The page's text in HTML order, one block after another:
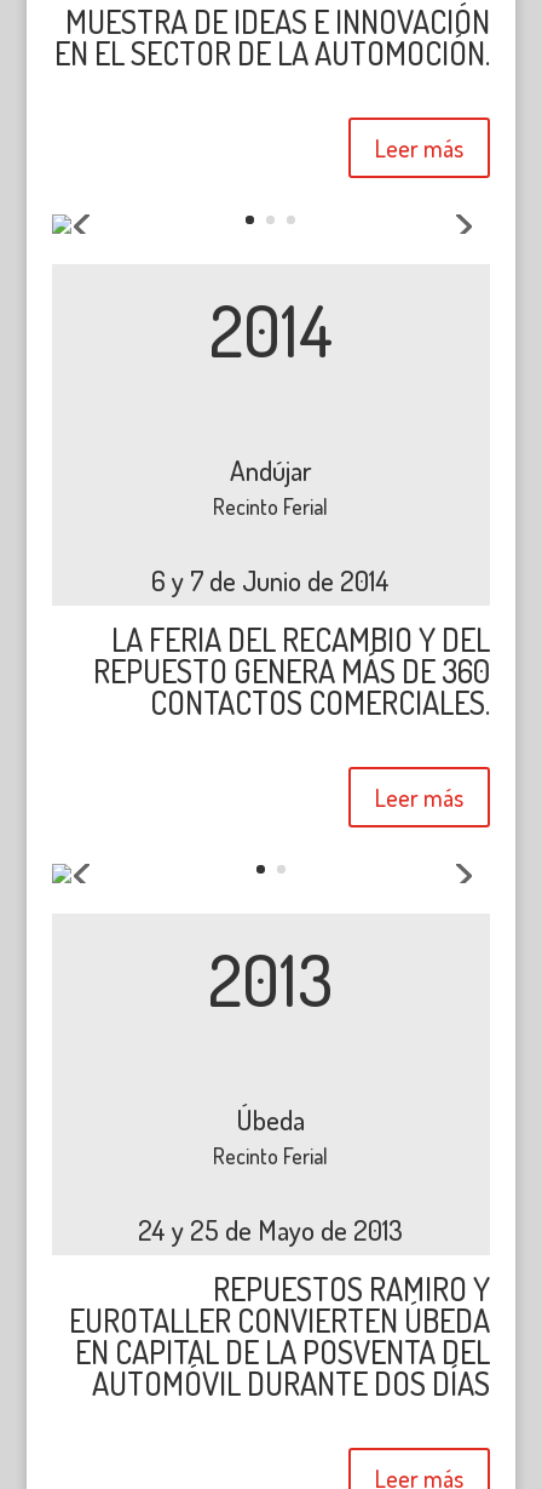
MUESTRA DE IDEAS E INNOVACIÓN
EN EL SECTOR DE LA AUTOMOCIÓN.
Leer más
2014
Andújar
Recinto Ferial
6 y 7 de Junio de 2014
LA FERIA DEL RECAMBIO Y DEL
REPUESTO GENERA MÁS DE 360
CONTACTOS COMERCIALES.
Leer más
2013
Úbeda
Recinto Ferial
24 y 25 de Mayo de 2013
REPUESTOS RAMIRO Y
EUROTALLER CONVIERTEN ÚBEDA
EN CAPITAL DE LA POSVENTA DEL
AUTOMÓVIL DURANTE DOS DÍAS
Leer más